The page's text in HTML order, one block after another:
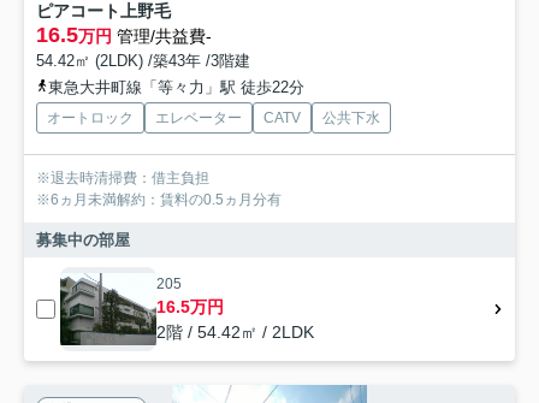
ピアコート上野毛
16.5万円 管理/共益費-
54.42㎡ (2LDK) /築43年 /3階建
東急大井町線「等々力」駅 徒歩22分
オートロック エレベーター CATV 公共下水
※退去時清掃費：借主負担
※6ヵ月未満解約：賃料の0.5ヵ月分有
募集中の部屋
205
16.5万円
2階 / 54.42㎡ / 2LDK